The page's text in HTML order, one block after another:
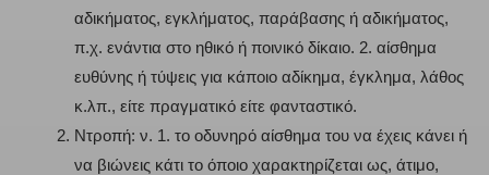
αδικήματος, εγκλήματος, παράβασης ή αδικήματος,
π.χ. ενάντια στο ηθικό ή ποινικό δίκαιο. 2. αίσθημα
ευθύνης ή τύψεις για κάποιο αδίκημα, έγκλημα, λάθος
κ.λπ., είτε πραγματικό είτε φανταστικό.
Ντροπή: ν. 1. το οδυνηρό αίσθημα του να έχεις κάνει ή
να βιώνεις κάτι το όποιο χαρακτηρίζεται ως, άτιμο,